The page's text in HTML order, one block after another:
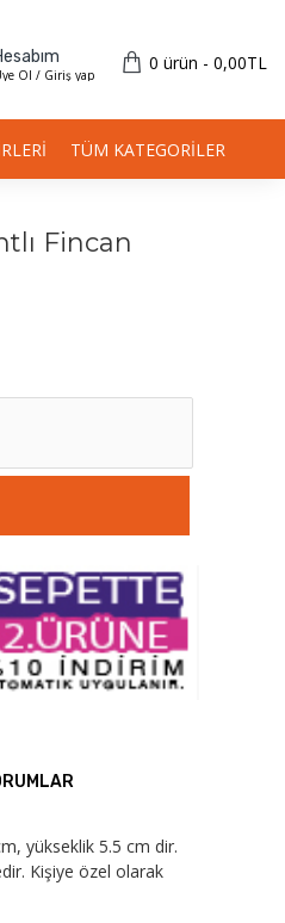
Ol / Giriş yap
0 ürün - 0,00TL
TÜM KATEGORILER
Fincan
yükseklik 5.5 cm dir.
Kişiye özel olarak